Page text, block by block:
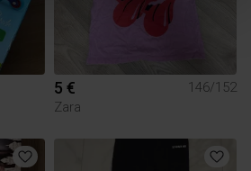
5 €
146/152
Zara